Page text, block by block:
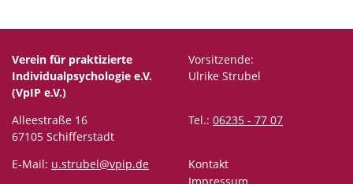
Verein für praktizierte
Individualpsychologie e.V.
(VpIP e.V.)
Vorsitzende:
Ulrike Strubel
Alleestraße 16
67105 Schifferstadt
Tel.: 06235 - 77 07
E-Mail: u.strubel@vpip.de
Kontakt